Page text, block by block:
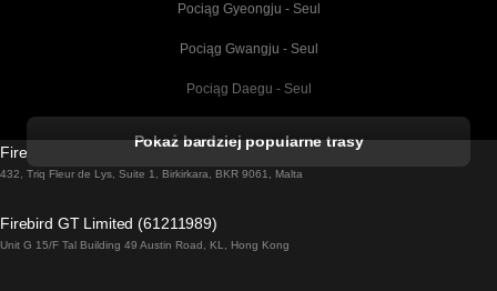
Pociąg Gyeongju - Seul
Pociąg Gwangju - Seul
Pociąg Daegu - Seul
Pociąg Dublin - Galway
Pociąg Rzym - Neapol
Pokaż bardziej popularne trasy
Firebird GT Limited (OC 1451)
432, Triq Fleur de Lys, Suite 1, Birkirkara, BKR 9061, Malta
Firebird GT Limited (61211989)
Unit G 15/F Tal Building 49 Austin Road, KL, Hong Kong